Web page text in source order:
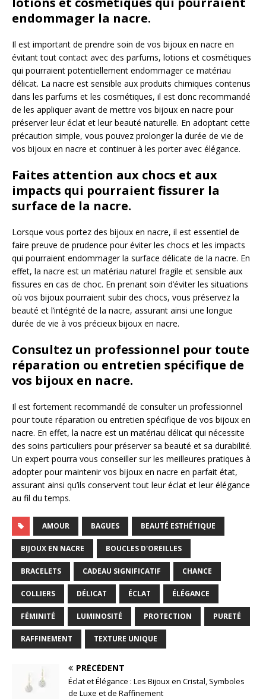
endommager la nacre.
Il est important de prendre soin de vos bijoux en nacre en
évitant tout contact avec des parfums, lotions et cosmétiques
qui pourraient potentiellement endommager ce matériau
délicat. La nacre est sensible aux produits chimiques contenus
dans les parfums et les cosmétiques, il est donc recommandé
de les appliquer avant de mettre vos bijoux en nacre pour
préserver leur éclat et leur beauté naturelle. En adoptant cette
précaution simple, vous pouvez prolonger la durée de vie de
vos bijoux en nacre et continuer à les porter avec élégance.
Faites attention aux chocs et aux
impacts qui pourraient fissurer la
surface de la nacre.
Lorsque vous portez des bijoux en nacre, il est essentiel de
faire preuve de prudence pour éviter les chocs et les impacts
qui pourraient endommager la surface délicate de la nacre. En
effet, la nacre est un matériau naturel fragile et sensible aux
fissures en cas de choc. En prenant soin d’éviter les situations
où vos bijoux pourraient subir des chocs, vous préservez la
beauté et l’intégrité de la nacre, assurant ainsi une longue
durée de vie à vos précieux bijoux en nacre.
Consultez un professionnel pour toute
réparation ou entretien spécifique de
vos bijoux en nacre.
Il est fortement recommandé de consulter un professionnel
pour toute réparation ou entretien spécifique de vos bijoux en
nacre. En effet, la nacre est un matériau délicat qui nécessite
des soins particuliers pour préserver sa beauté et sa durabilité.
Un expert pourra vous conseiller sur les meilleures pratiques à
adopter pour maintenir vos bijoux en nacre en parfait état,
assurant ainsi qu’ils conservent tout leur éclat et leur élégance
au fil du temps.
AMOUR BAGUES BEAUTÉ ESTHÉTIQUE
BIJOUX EN NACRE BOUCLES D'OREILLES
BRACELETS CADEAU SIGNIFICATIF CHANCE
COLLIERS DÉLICAT ÉCLAT ÉLÉGANCE
FÉMINITÉ LUMINOSITÉ PROTECTION PURETÉ
RAFFINEMENT TEXTURE UNIQUE
PRÉCÉDENT
Éclat et Élégance : Les Bijoux en Cristal, Symboles
de Luxe et de Raffinement